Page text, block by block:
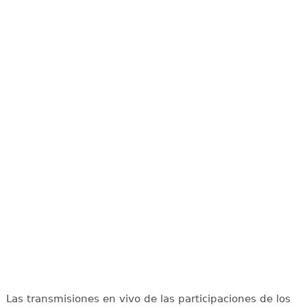
Las transmisiones en vivo de las participaciones de los